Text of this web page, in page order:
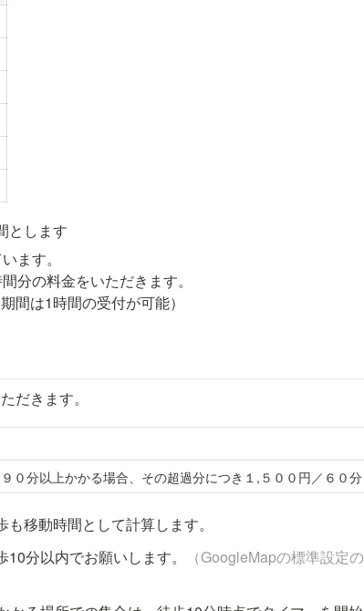
とします
ます。
分の料金をいただきます。
間は1時間の受付が可能）
だきます。
０分以上かかる場合、その超過分につき１,５００円／６０分
移動時間として計算します。
分以内でお願いします。
（GoogleMapの標準設定